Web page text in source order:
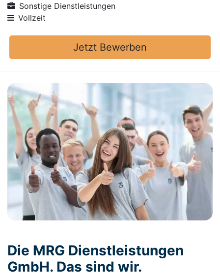
Sonstige Dienstleistungen
Vollzeit
Jetzt Bewerben
Die MRG Dienstleistungen
GmbH. Das sind wir.